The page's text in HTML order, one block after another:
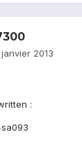
2013
: